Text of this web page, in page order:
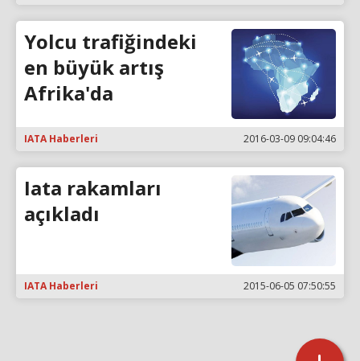
Yolcu trafiğindeki
en büyük artış
Afrika'da
IATA Haberleri 2016-03-09 09:04:46
Iata rakamları
açıkladı
IATA Haberleri 2015-06-05 07:50:55